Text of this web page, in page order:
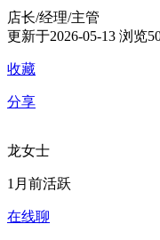
店长/经理/主管
更新于2026-05-13 浏览
收藏
分享
龙女士
1月前活跃
在线聊